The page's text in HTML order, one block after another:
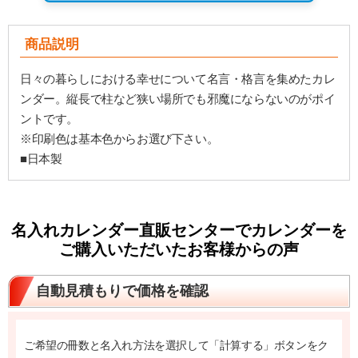
商品説明
日々の暮らしにおける幸せについて名言・格言を集めたカレ
ンダー。縦長で柱など狭い場所でも邪魔にならないのがポイ
ントです。
※印刷色は基本色からお選び下さい。
■日本製
名入れカレンダー直販センターでカレンダーを
ご購入いただいたお客様からの声
自動見積もりで価格を確認
ご希望の冊数と名入れ方法を選択して「計算する」ボタンをク